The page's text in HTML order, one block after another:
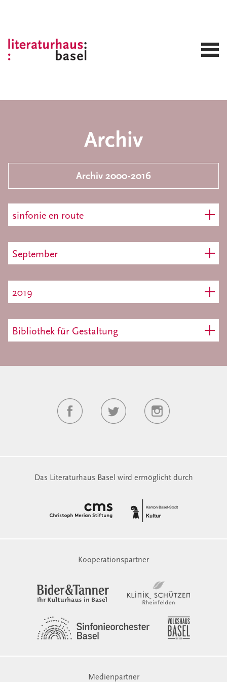
Archiv
Archiv 2000-2016
sinfonie en route
September
2019
Bibliothek für Gestaltung
Das Literaturhaus Basel wird ermöglicht durch
Kooperationspartner
Medienpartner